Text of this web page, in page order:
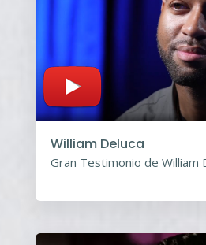
William Deluca
Gran Testimonio de William